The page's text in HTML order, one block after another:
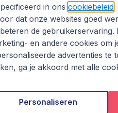
te zijn dat je de vlucht
jouw boeking online te
staan voor je klaar om
en/of huurauto en bespaar
in ons cookiebeleid.
dat onze websites goed
de gebruikerservaring.
en andere cookies om
advertenties
ga je akkoord met alle
Personaliseren